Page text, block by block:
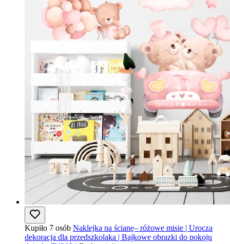
Kupiło 7 osób Naklejka na ścianę– różowe misie | Urocza
dekoracja dla przedszkolaka | Bajkowe obrazki do pokoju